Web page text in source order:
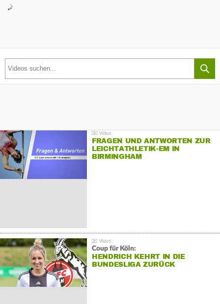
FRAGEN UND ANTWORTEN ZUR
LEICHTATHLETIK-EM IN
BIRMINGHAM
Coup für Köln:
HENDRICH KEHRT IN DIE
BUNDESLIGA ZURÜCK